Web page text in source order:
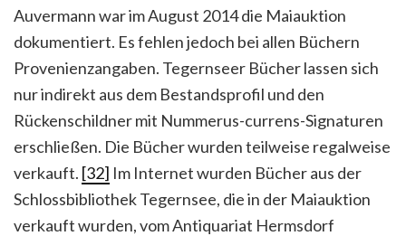
Auvermann war im August 2014 die Maiauktion
dokumentiert. Es fehlen jedoch bei allen Büchern
Provenienzangaben. Tegernseer Bücher lassen sich
nur indirekt aus dem Bestandsprofil und den
Rückenschildner mit Nummerus-currens-Signaturen
erschließen. Die Bücher wurden teilweise regalweise
verkauft. [32] Im Internet wurden Bücher aus der
Schlossbibliothek Tegernsee, die in der Maiauktion
verkauft wurden, vom Antiquariat Hermsdorf